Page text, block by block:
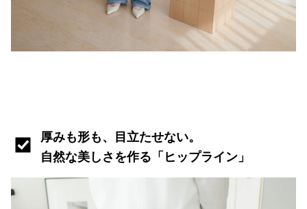
厚みも形も、目立たせない。
自然な美しさを作る「ヒップライン」